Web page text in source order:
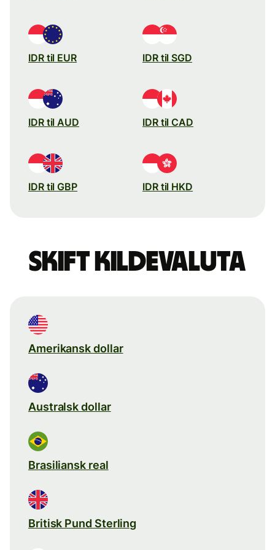
IDR til EUR IDR til SGD
IDR til AUD IDR til CAD
IDR til GBP IDR til HKD
Skift kildevaluta
Amerikansk dollar
Australsk dollar
Brasiliansk real
Britisk Pund Sterling